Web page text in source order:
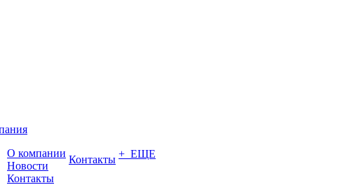
О компании
Новости
Контакты
Контакты + ЕЩЕ